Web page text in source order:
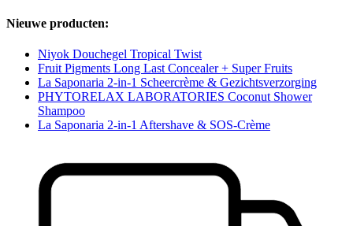
Nieuwe producten:
Niyok Douchegel Tropical Twist
Fruit Pigments Long Last Concealer + Super Fruits
La Saponaria 2-in-1 Scheercrème & Gezichtsverzorging
PHYTORELAX LABORATORIES Coconut Shower
Shampoo
La Saponaria 2-in-1 Aftershave & SOS-Crème